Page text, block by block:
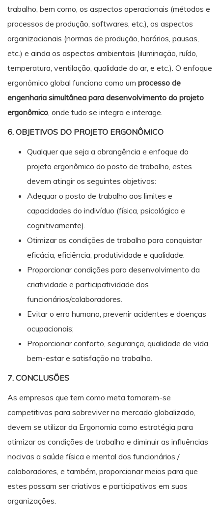
trabalho, bem como, os aspectos operacionais (métodos e
processos de produção, softwares, etc.), os aspectos
organizacionais (normas de produção, horários, pausas,
etc.) e ainda os aspectos ambientais (iluminação, ruído,
temperatura, ventilação, qualidade do ar, e etc.). O enfoque
ergonômico global funciona como um processo de
engenharia simultânea para desenvolvimento do projeto
ergonômico, onde tudo se integra e interage.
6. OBJETIVOS DO PROJETO ERGONÔMICO
Qualquer que seja a abrangência e enfoque do
projeto ergonômico do posto de trabalho, estes
devem atingir os seguintes objetivos:
Adequar o posto de trabalho aos limites e
capacidades do indivíduo (física, psicológica e
cognitivamente).
Otimizar as condições de trabalho para conquistar
eficácia, eficiência, produtividade e qualidade.
Proporcionar condições para desenvolvimento da
criatividade e participatividade dos
funcionários/colaboradores.
Evitar o erro humano, prevenir acidentes e doenças
ocupacionais;
Proporcionar conforto, segurança, qualidade de vida,
bem-estar e satisfação no trabalho.
7. CONCLUSÕES
As empresas que tem como meta tornarem-se
competitivas para sobreviver no mercado globalizado,
devem se utilizar da Ergonomia como estratégia para
otimizar as condições de trabalho e diminuir as influências
nocivas a saúde física e mental dos funcionários /
colaboradores, e também, proporcionar meios para que
estes possam ser criativos e participativos em suas
organizações.